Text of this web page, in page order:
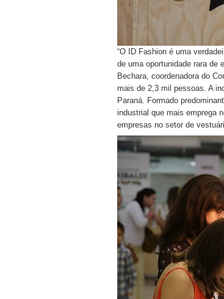
“O ID Fashion é uma
de uma oportunidade rara de
Bechara, coordenadora do
mais de 2,3 mil pessoas. A
Paraná. Formado
industrial que mais emprega
empresas no setor de